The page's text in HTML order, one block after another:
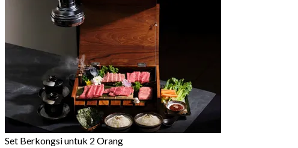
Set Berkongsi untuk 2 Orang